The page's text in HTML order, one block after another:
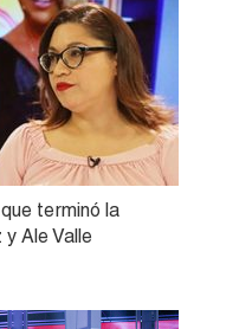
terminó la
Ale Valle